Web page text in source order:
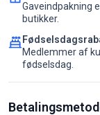
Gaveindpakning
butikker.
Medlemmer af
fødselsdag.